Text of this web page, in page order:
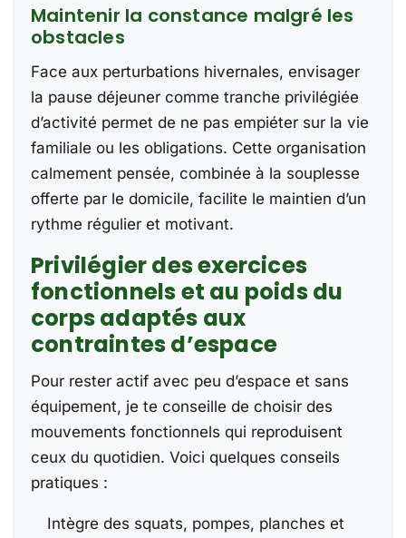
Maintenir la constance malgré les
obstacles
Face aux perturbations hivernales, envisager
la pause déjeuner comme tranche privilégiée
d’activité permet de ne pas empiéter sur la vie
familiale ou les obligations. Cette organisation
calmement pensée, combinée à la souplesse
offerte par le domicile, facilite le maintien d’un
rythme régulier et motivant.
Privilégier des exercices
fonctionnels et au poids du
corps adaptés aux
contraintes d’espace
Pour rester actif avec peu d’espace et sans
équipement, je te conseille de choisir des
mouvements fonctionnels qui reproduisent
ceux du quotidien. Voici quelques conseils
pratiques :
Intègre des squats, pompes, planches et